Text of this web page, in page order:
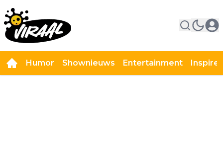
Humor Shownieuws Entertainment